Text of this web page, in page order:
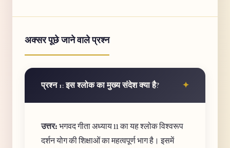
अक्सर पूछे जाने वाले प्रश्न
प्रश्न 1: इस श्लोक का मुख्य संदेश क्या है?
उत्तर: भगवद गीता अध्याय 11 का यह श्लोक विश्वरूप
दर्शन योग की शिक्षाओं का महत्वपूर्ण भाग है। इसमें